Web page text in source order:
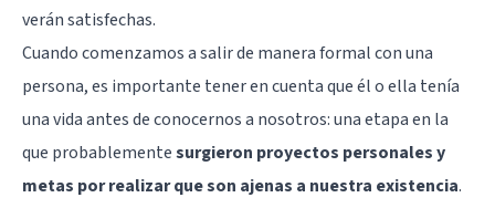
verán satisfechas.
Cuando comenzamos a salir de manera formal con una
persona, es importante tener en cuenta que él o ella tenía
una vida antes de conocernos a nosotros: una etapa en la
que probablementesurgieron proyectos personales y
metas por realizar que son ajenas a nuestra existencia.